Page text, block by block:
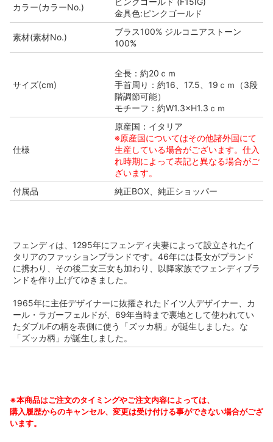
カラー(カラーNo.)
金具色:ピンクゴールド
素材(素材No.)
ブラス100% ジルコニアストーン
100%
サイズ(cm)
全長：約20ｃｍ
手首周り：約16、17.5、19ｃｍ（3段
階調節可能）
モチーフ：約W1.3×H1.3ｃｍ
仕様
原産国：イタリア
※原産国についてはその他諸外国にて
生産している場合がございます。仕入
れ時期によって表記と異なる場合がご
ざいます。
付属品
純正BOX、純正ショッパー
フェンディは、1295年にフェンディ夫妻によって設立されたイ
タリアのファッションブランドです。46年には長女がブランド
に携わり、その後二女三女も加わり、以降家族でフェンディブラ
ンドを作り上げてゆきました。
1965年に主任デザイナーに抜擢されたドイツ人デザイナー、カ
ール・ラガーフェルドが、69年当時まで裏地として使われてい
たダブルFの柄を表側に使う「ズッカ柄」が誕生しました。な
「ズッカ柄」が誕生しました。
※本商品はご注文のタイミングやご注文内容によっては、
購入履歴からのキャンセル、変更は受け付ける事ができない場合がござ
います。